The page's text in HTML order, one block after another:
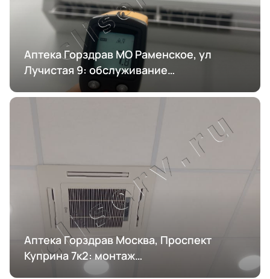
Аптека Горздрав МО Раменское, ул
Лучистая 9: обслуживание
кондиционирования
Аптека Горздрав Москва, Проспект
Куприна 7к2: монтаж
кондиционирования